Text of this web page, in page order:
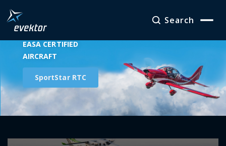
Search
EASA CERTIFIED
AIRCRAFT
SportStar RTC
POPULAR FLIGHT SCHOOL & TOURING AIRCRAFT